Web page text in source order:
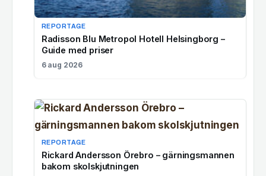
REPORTAGE
Radisson Blu Metropol Hotell Helsingborg –
Guide med priser
6 aug 2026
REPORTAGE
Rickard Andersson Örebro – gärningsmannen
bakom skolskjutningen